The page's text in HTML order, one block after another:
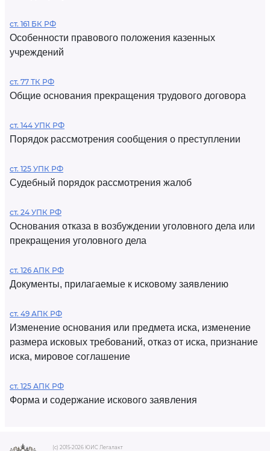
ст. 161 БК РФ
Особенности правового положения казенных
учреждений
ст. 77 ТК РФ
Общие основания прекращения трудового договора
ст. 144 УПК РФ
Порядок рассмотрения сообщения о преступлении
ст. 125 УПК РФ
Судебный порядок рассмотрения жалоб
ст. 24 УПК РФ
Основания отказа в возбуждении уголовного дела или
прекращения уголовного дела
ст. 126 АПК РФ
Документы, прилагаемые к исковому заявлению
ст. 49 АПК РФ
Изменение основания или предмета иска, изменение
размера исковых требований, отказ от иска, признание
иска, мировое соглашение
ст. 125 АПК РФ
Форма и содержание искового заявления
(c) 2015-2026 ЮИС Легалакт